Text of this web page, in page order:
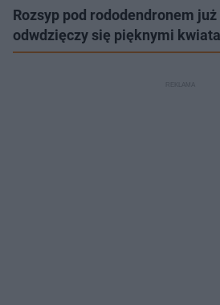
Rozsyp pod rododendronem
odwdzięczy się pięknymi